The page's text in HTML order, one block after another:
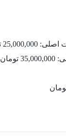
تومان بود.
بود.